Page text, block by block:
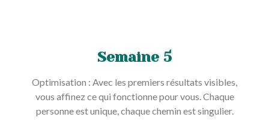
Semaine 5
Optimisation : Avec les premiers résultats visibles,
vous affinez ce qui fonctionne pour vous. Chaque
personne est unique, chaque chemin est singulier.